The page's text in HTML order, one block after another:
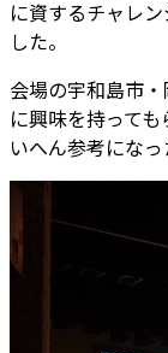
に資するチャレ
した。
会場の宇和島市
に興味を持って
いへん参考にな